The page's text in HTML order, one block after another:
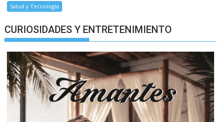
Salud y Tecnología
CURIOSIDADES Y ENTRETENIMIENTO